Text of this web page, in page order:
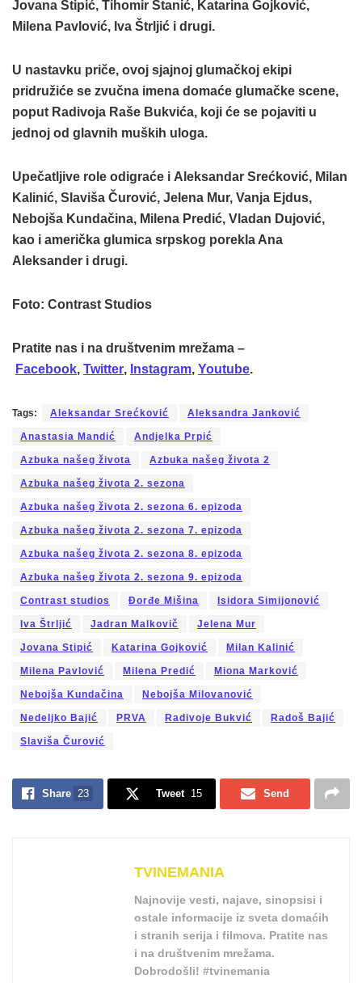
Jovana Stipić, Tihomir Stanić, Katarina Gojković,
Milena Pavlović, Iva Štrljić i drugi.
U nastavku priče, ovoj sjajnoj glumačkoj ekipi
pridružiće se zvučna imena domaće glumačke scene,
poput Radivoja Raše Bukvića, koji će se pojaviti u
jednoj od glavnih muških uloga.
Upečatljive role odigraće i Aleksandar Srećković, Milan
Kalinić, Slaviša Čurović, Jelena Mur, Vanja Ejdus,
Nebojša Kundačina, Milena Predić, Vladan Dujović,
kao i američka glumica srpskog porekla Ana
Aleksander i drugi.
Foto: Contrast Studios
Pratite nas i na društvenim mrežama –
Facebook, Twitter, Instagram, Youtube.
Tags: Aleksandar Srećković Aleksandra Janković
Anastasia Mandić Andjelka Prpić
Azbuka našeg života Azbuka našeg života 2
Azbuka našeg života 2. sezona
Azbuka našeg života 2. sezona 6. epizoda
Azbuka našeg života 2. sezona 7. epizoda
Azbuka našeg života 2. sezona 8. epizoda
Azbuka našeg života 2. sezona 9. epizoda
Contrast studios Đorđe Mišina Isidora Simijonović
Iva Štrljić Jadran Malkovič Jelena Mur
Jovana Stipić Katarina Gojković Milan Kalinić
Milena Pavlović Milena Predić Miona Marković
Nebojša Kundačina Nebojša Milovanović
Nedeljko Bajić PRVA Radivoje Bukvić Radoš Bajić
Slaviša Čurović
Share 23 Tweet 15 Send
TVINEMANIA
Najnovije vesti, najave, sinopsisi i
ostale informacije iz sveta domaćih
i stranih serija i filmova. Pratite nas
i na društvenim mrežama.
Dobrodošli! #tvinemania